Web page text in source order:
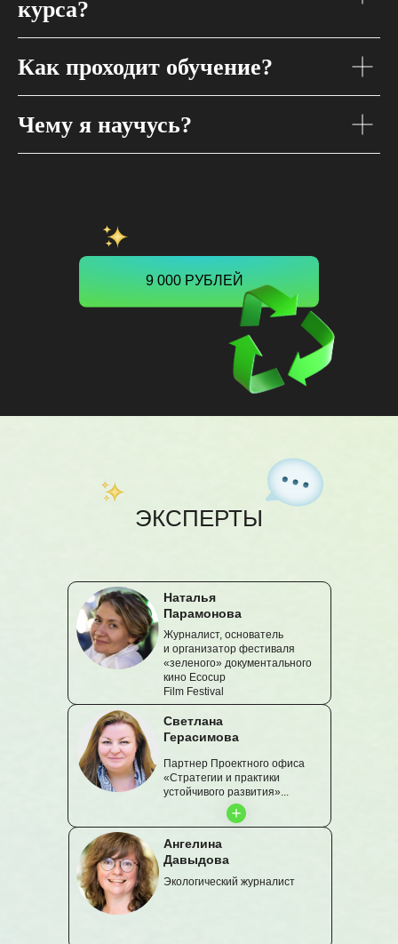
курса?
Как проходит обучение?
Чему я научусь?
9 000 РУБЛЕЙ
ЭКСПЕРТЫ
Журналист, основатель
и организатор фестиваля
«зеленого» документального
кино Ecocup
Film Festival
Экологический журналист
Партнер Проектного офиса
«Стратегии и практики
устойчивого развития»...
Наталья
Парамонова
Ангелина
Давыдова
Светлана
Герасимова